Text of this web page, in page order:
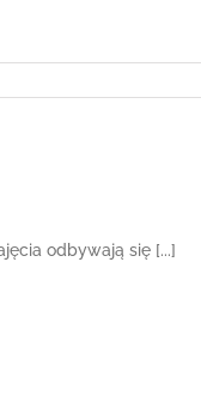
odbywają się [...]